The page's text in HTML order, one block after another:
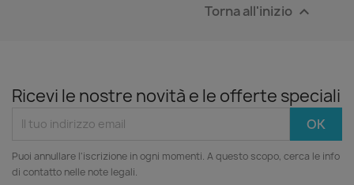
Torna all'inizio 
Ricevi le nostre novità e le offerte speciali
Puoi annullare l'iscrizione in ogni momenti. A questo scopo, cerca le info
di contatto nelle note legali.